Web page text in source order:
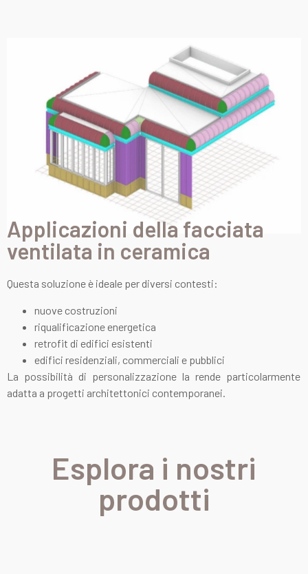
Applicazioni della facciata
ventilata in ceramica
Questa soluzione è ideale per diversi contesti:
nuove costruzioni
riqualificazione energetica
retrofit di edifici esistenti
edifici residenziali, commerciali e pubblici
La possibilità di personalizzazione la rende particolarmente
adatta a progetti architettonici contemporanei.
Esplora i nostri
prodotti